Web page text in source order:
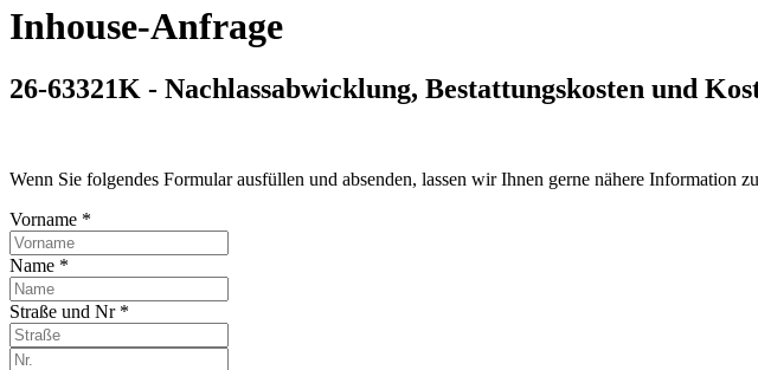
Inhouse-Anfrage
26-63321K - Nachlassabwicklung, Bestattungskosten und
Wenn Sie folgendes Formular ausfüllen und absenden, lassen wir Ihnen gerne nähere Information
Vorname *
Name *
Straße und Nr *